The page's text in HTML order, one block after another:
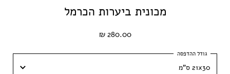
מכונית ביערות הכרמל
280.00 ₪
21x30 ס"מ